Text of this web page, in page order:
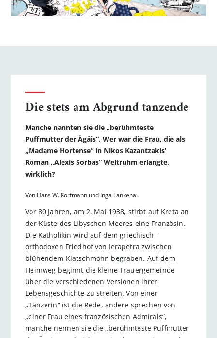
Die stets am Abgrund tanzende
Manche nannten sie die „berühmteste
Puffmutter der Ägäis“. Wer war die Frau, die als
„Madame Hortense“ in Nikos Kazantzakis’
Roman­ „Alexis Sorbas“ Weltruhm erlangte,
wirklich?
Von Hans W. Korfmann und Inga Lankenau
Vor 80 Jahren, am 2. Mai 1938, stirbt auf Kreta an
der Küste des Libyschen Meeres eine Französin.
Die Katholikin wird auf dem griechisch-
orthodoxen Friedhof von Ierapetra zwischen
blühendem Klatschmohn begraben. Auf dem
Heimweg beginnt die kleine Trauergemeinde
über die verschiedenen Versionen ihrer
Lebensgeschichte zu streiten. Von einer
„Tänzerin“ ist die Rede, andere sprechen von
„einer Frau eines französischen Admirals“,
manche nennen sie die „berühmteste Puffmutter